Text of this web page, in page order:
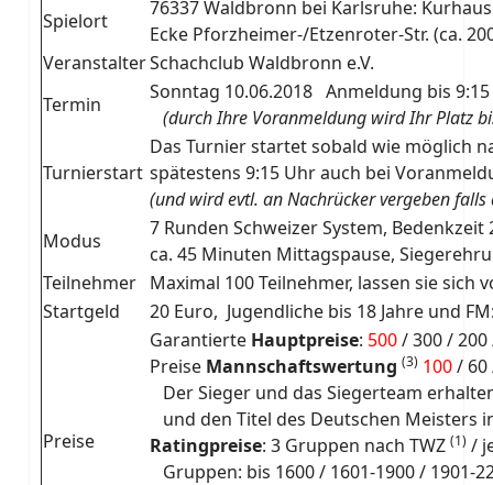
Spielort
76337 Waldbronn bei Karlsruhe:
Ecke Pforzheimer-/Etzenroter-Str. (ca.
VeranstalterSchachclub Waldbronn e.V.
Termin
Sonntag 10.06.2018 Anmeldung bis
(durch Ihre Voranmeldung wird Ihr Platz
Turnierstart
Das Turnier startet sobald wie möglich
spätestens 9:15 Uhr auch bei
(und wird evtl. an Nachrücker vergeben
Modus
7 Runden Schweizer System,
ca. 45 Minuten Mittagspause,
Teilnehmer Maximal 100 Teilnehmer, lassen sie sich
Startgeld
20 Euro, Jugendliche bis 18 Jahre und
Preise
Garantierte Hauptpreise: 500/ 300 /
Preise Mannschaftswertung (3) 100/ 60
Der Sieger und das Siegerteam
und den Titel des Deutschen Meisters
Ratingpreise: 3 Gruppen nach TWZ(1) /
Gruppen: bis 1600 / 1601-1900 / 1901-